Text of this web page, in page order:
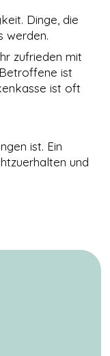
Dinge, die
werden.
zufrieden mit
ist
ist oft
ist. Ein
und